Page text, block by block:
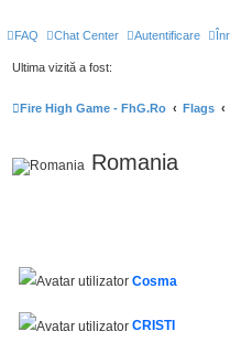
FAQ Chat Center Autentificare
Ultima vizită a fost:
Fire High Game - FhG.Ro Flags
Romania
Cosma
CRISTI